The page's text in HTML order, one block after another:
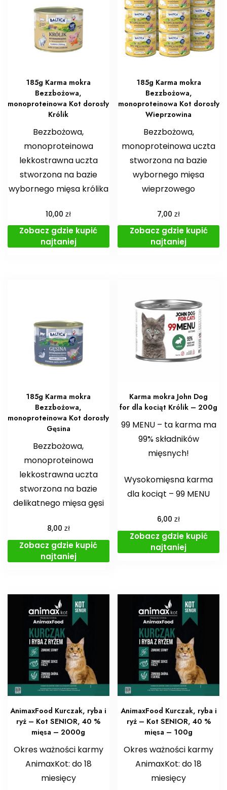
185g Karma mokra
Bezzbożowa,
monoproteinowa Kot dorosły
Królik
Bezzbożowa,
monoproteinowa
lekkostrawna uczta
stworzona na bazie
wybornego mięsa królika
10,00zł
Zobacz gdzie kupić
najtaniej
185g Karma mokra
Bezzbożowa,
monoproteinowa Kot dorosły
Wieprzowina
Bezzbożowa,
monoproteinowa uczta
stworzona na bazie
wybornego mięsa
wieprzowego
7,00zł
Zobacz gdzie kupić
najtaniej
185g Karma mokra
Bezzbożowa,
monoproteinowa Kot dorosły
Gęsina
Bezzbożowa,
monoproteinowa
lekkostrawna uczta
stworzona na bazie
delikatnego mięsa gęsi
8,00 zł
Zobacz gdzie kupić
najtaniej
Karma mokra John Dog
for dla kociąt Królik – 200g
99 MENU – ta karma ma
99% składników
mięsnych!
Wysokomięsna karma
dla kociąt – 99 MENU
6,00zł
Zobacz gdzie kupić
najtaniej
AnimaxFood Kurczak, ryba i
ryż – Kot SENIOR, 40 %
mięsa – 2000g
Okres ważności karmy
AnimaxKot: do 18
miesięcy
AnimaxFood Kurczak, ryba i
ryż – Kot SENIOR, 40 %
mięsa – 100g
Okres ważności karmy
AnimaxKot: do 18
miesięcy